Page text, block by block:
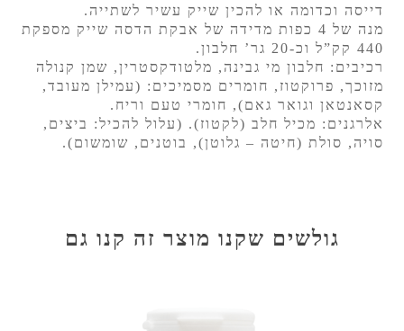
דייסה וכדומה או להכין שייק עשיר לשתייה.
מנה של 4 כפות מדידה של אבקת הדסה שייק מספקת
440 קק”ל וכ-20 גר’ חלבון.
רכיבים: חלבון מי גבינה, מלטודקסטרין, שמן קנולה
מזוכך, פרוקטוז, חומרים מסמיכים: (עמילן מעובד,
קסאנטאן וגואר גאם), חומרי טעם וריח.
אלרגנים: מכיל חלב (לקטוז). (עלול להכיל: ביצים,
סויה, סולת (חיטה – גלוטן), בוטנים, שומשום).
גולשים שקנו מוצר זה קנו גם